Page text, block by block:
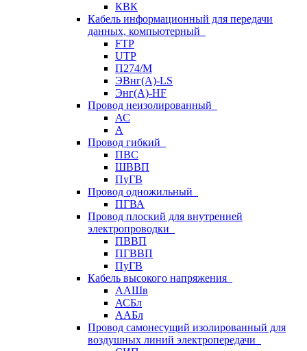
КВК
Кабель информационный для передачи
данных, компьютерный
FTP
UTP
П274/М
ЭВнг(А)-LS
Энг(А)-HF
Провод неизолированный
АС
А
Провод гибкий
ПВС
ШВВП
ПуГВ
Провод одножильный
ПГВА
Провод плоский для внутренней
электропроводки
ПВВП
ПГВВП
ПуГВ
Кабель высокого напряжения
ААШв
АСБл
ААБл
Провод самонесущий изолированный для
воздушных линий электропередачи